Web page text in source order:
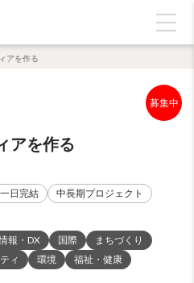
アを作る
アを作る
一日完結
中長期プロジェクト
報・DX 国際
まちづくり
ィ 環境
福祉・健康